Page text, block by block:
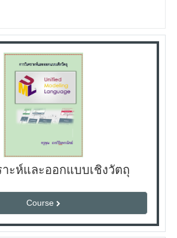
าะห์และออกแบบเชิงวัตถุ
Course